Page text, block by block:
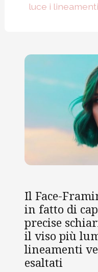
luce i
Il Face-
in fatto di
precise
il viso più
lineamenti
esaltati